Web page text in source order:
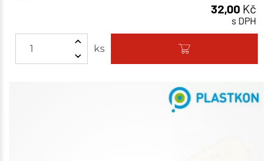
32,00 Kč
s DPH
ks